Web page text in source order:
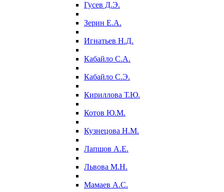
Гусев Д.Э.
Зерин Е.А.
Игнатьев Н.Д.
Кабайло С.А.
Кабайло С.Э.
Кириллова Т.Ю.
Котов Ю.М.
Кузнецова Н.М.
Лапшов А.Е.
Львова М.Н.
Мамаев А.С.